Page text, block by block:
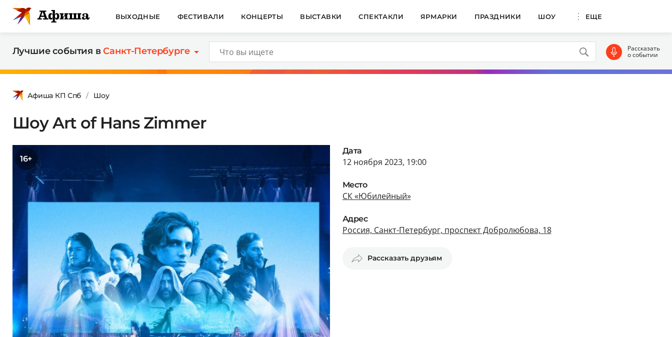
ВЫХОДНЫЕ ФЕСТИВАЛИ КОНЦЕРТЫ ВЫСТАВКИ СПЕКТАКЛИ ЯРМАРКИ ПРАЗДНИКИ ШОУ ЕЩЕ
Лучшие события вСанкт-Петербурге Рассказать
о событии
Афиша КП Спб Шоу
Шоу Art of Hans Zimmer
16+
Дата
12 ноября 2023, 19:00
Место
СК «Юбилейный»
Адрес
Россия, Санкт-Петербург, проспект Добролюбова, 18
Рассказать друзьям